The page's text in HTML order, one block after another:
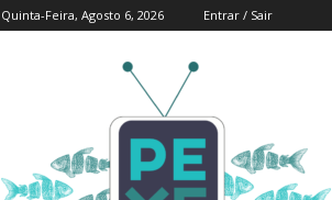
Quinta-Feira, Agosto 6, 2026 Entrar / Sair